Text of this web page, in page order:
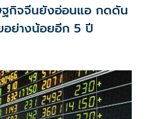
กิจจีนยังอ่อนแอ กดดัน
อย่างน้อยอีก 5 ปี